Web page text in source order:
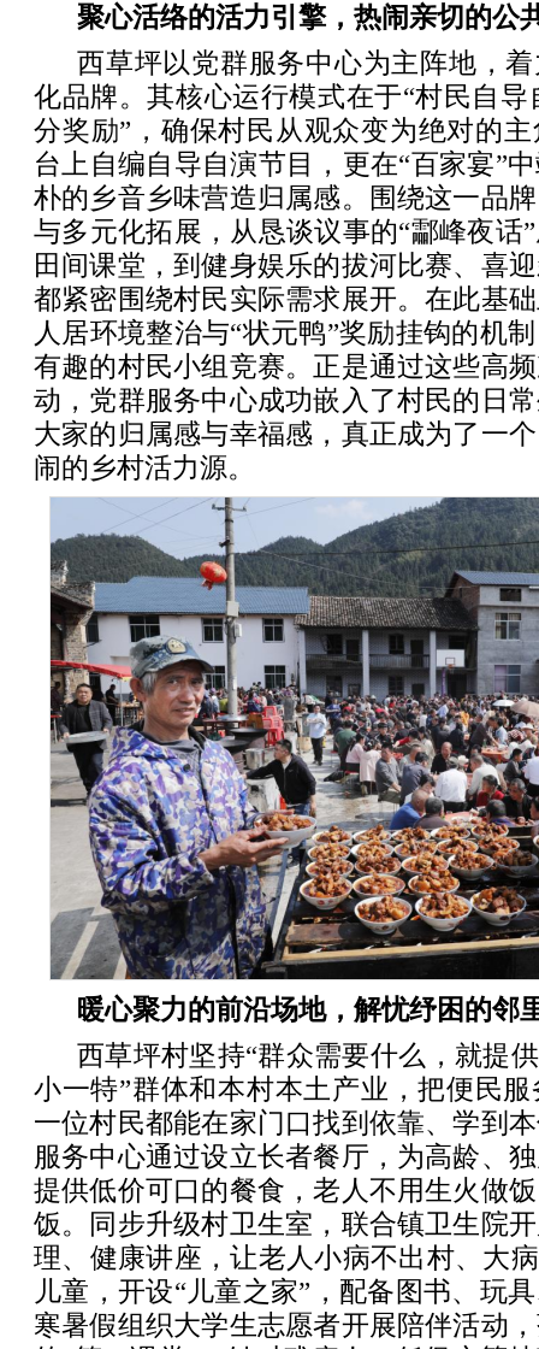
聚心活络的活力引擎，热闹亲切的公
西草坪以党群服务中心为主阵地，
化品牌。其核心运行模式在于“村民自
分奖励”，确保村民从观众变为绝对的
台上自编自导自演节目，更在“百家宴”
朴的乡音乡味营造归属感。围绕这一品
与多元化拓展，从恳谈议事的“酃峰夜话
田间课堂，到健身娱乐的拔河比赛、喜
都紧密围绕村民实际需求展开。在此基
人居环境整治与“状元鸭”奖励挂钩的机
有趣的村民小组竞赛。正是通过这些高
动，党群服务中心成功嵌入了村民的日
大家的归属感与幸福感，真正成为了一
闹的乡村活力源。
暖心聚力的前沿场地，解忧纾困的邻
西草坪村坚持“群众需要什么，就提
小一特”群体和本村本土产业，把便民
一位村民都能在家门口找到依靠、学到
服务中心通过设立长者餐厅，为高龄、
提供低价可口的餐食，老人不用生火做
饭。同步升级村卫生室，联合镇卫生院
理、健康讲座，让老人小病不出村、大
儿童，开设“儿童之家”，配备图书、玩
寒暑假组织大学生志愿者开展陪伴活动